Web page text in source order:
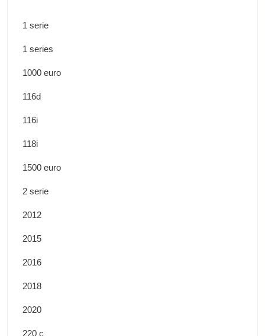
1 serie
1 series
1000 euro
116d
116i
118i
1500 euro
2 serie
2012
2015
2016
2018
2020
220 c